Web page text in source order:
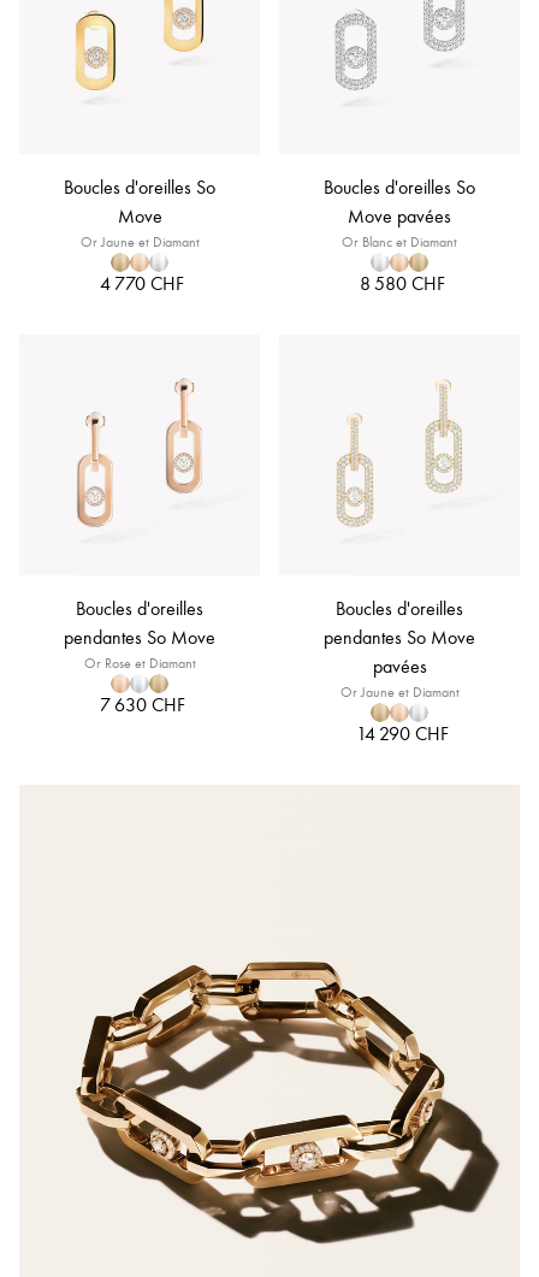
Boucles d'oreilles So
Move
Or Jaune et Diamant
4 770 CHF
Boucles d'oreilles So
Move pavées
Or Blanc et Diamant
8 580 CHF
Boucles d'oreilles
pendantes So Move
Or Rose et Diamant
7 630 CHF
Boucles d'oreilles
pendantes So Move
pavées
Or Jaune et Diamant
14 290 CHF